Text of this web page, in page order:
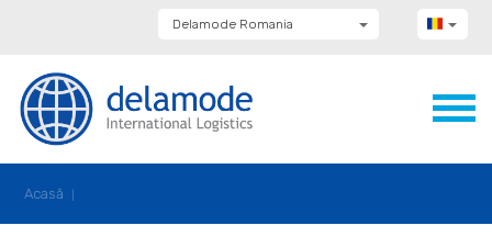
Delamode Romania
Delamode Bulgaria
Delamode Estonia
Delamode Latvia
Acasă